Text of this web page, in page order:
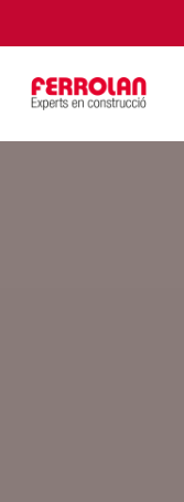
to
content